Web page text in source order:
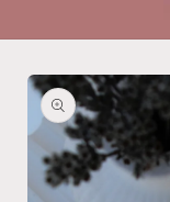
vidare till